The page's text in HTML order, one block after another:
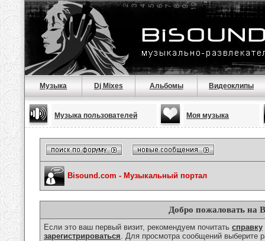
Музыка Dj Mixes Альбомы Видеоклипы
Музыка пользователей Моя музыка
Bisound.com - Музыкальный портал
Добро пожаловать на
Если это ваш первый визит, рекомендуем почитать справку
зарегистрироваться. Для просмотра сообщений выберите